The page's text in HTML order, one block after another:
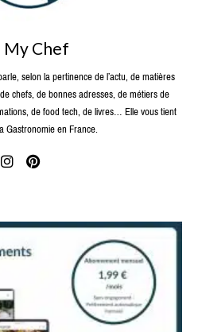
My Chef
selon la pertinence de l’actu, de matières
chefs, de bonnes adresses, de métiers de
de food tech, de livres… Elle vous tient
Gastronomie en France.